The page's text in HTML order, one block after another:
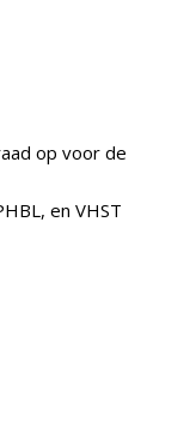
op voor de
en VHST